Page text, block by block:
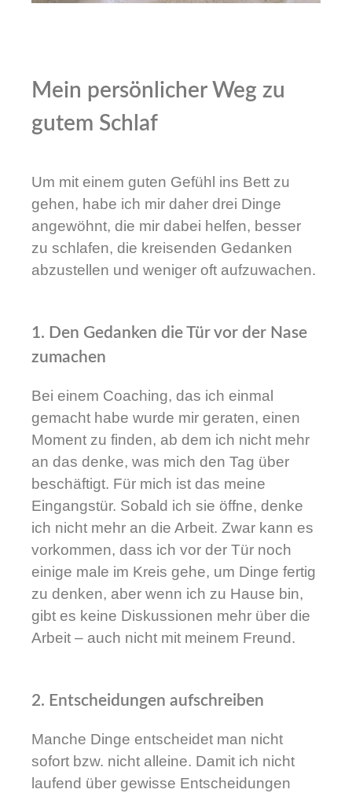
Mein persönlicher Weg zu
gutem Schlaf
Um mit einem guten Gefühl ins Bett zu
gehen, habe ich mir daher drei Dinge
angewöhnt, die mir dabei helfen, besser
zu schlafen, die kreisenden Gedanken
abzustellen und weniger oft aufzuwachen.
1. Den Gedanken die Tür vor der Nase
zumachen
Bei einem Coaching, das ich einmal
gemacht habe wurde mir geraten, einen
Moment zu finden, ab dem ich nicht mehr
an das denke, was mich den Tag über
beschäftigt. Für mich ist das meine
Eingangstür. Sobald ich sie öffne, denke
ich nicht mehr an die Arbeit. Zwar kann es
vorkommen, dass ich vor der Tür noch
einige male im Kreis gehe, um Dinge fertig
zu denken, aber wenn ich zu Hause bin,
gibt es keine Diskussionen mehr über die
Arbeit – auch nicht mit meinem Freund.
2. Entscheidungen aufschreiben
Manche Dinge entscheidet man nicht
sofort bzw. nicht alleine. Damit ich nicht
laufend über gewisse Entscheidungen